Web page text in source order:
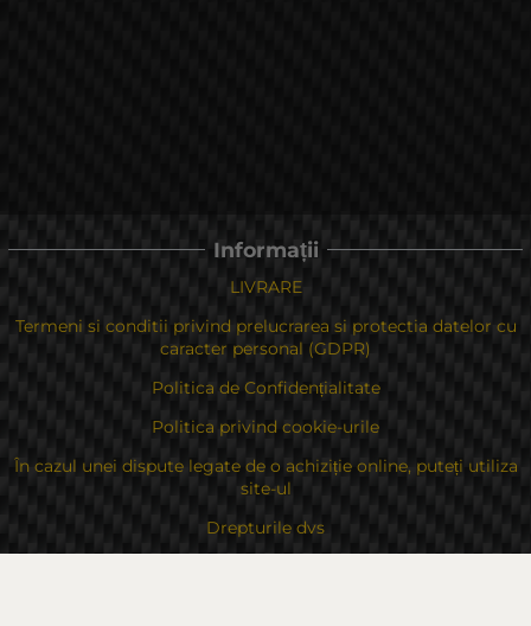
Informații
LIVRARE
Termeni si conditii privind prelucrarea si protectia datelor cu
caracter personal (GDPR)
Politica de Confidențialitate
Politica privind cookie-urile
În cazul unei dispute legate de o achiziție online, puteți utiliza
site-ul
Drepturile dvs